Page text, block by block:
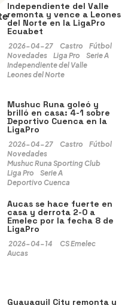
Independiente del Valle
remonta y vence a Leones
del Norte en la LigaPro
Ecuabet
2026-04-27 Castro
Fútbol
Novedades
Liga Pro
Serie A
Independiente del Valle
Leones del Norte
Mushuc Runa goleó y
brilló en casa: 4-1 sobre
Deportivo Cuenca en la
LigaPro
2026-04-27 Castro
Fútbol
Novedades
Mushuc Runa Sporting Club
Liga Pro
Serie A
Deportivo Cuenca
Aucas se hace fuerte en
casa y derrota 2-0 a
Emelec por la fecha 8 de
LigaPro
2026-04-14
CS Emelec
Aucas
Guayaquil City remonta y